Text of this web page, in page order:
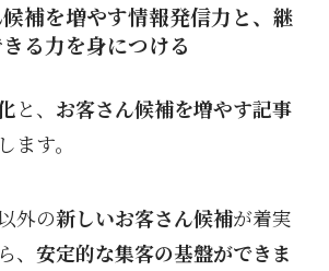
補を増やす情報発信力と、継
る力を身につける
と、 お客さん候補を増やす記事
ます。
外の新しいお客さん候補が着実
安定的な集客の基盤ができま